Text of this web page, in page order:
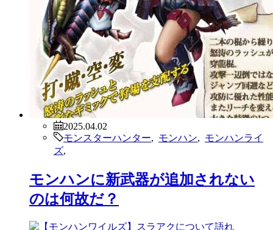
2025.04.02
モンスターハンター
モンハン
モンハンライ
ズ
モンハンに新武器が追加されない
のは何故だ？